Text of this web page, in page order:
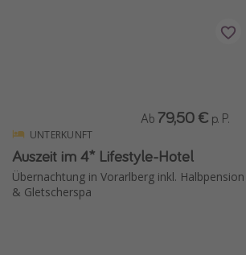
UNTERKUNFT
Auszeit im 4* Lifestyle-Hotel
Übernachtung in Vorarlberg inkl. Halbpension
& Gletscherspa
Ab 79,50 € p. P.